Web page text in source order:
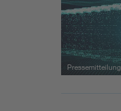
Pressemitteilung